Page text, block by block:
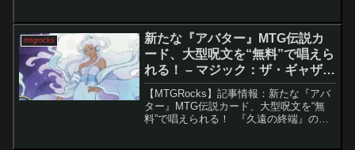
れるにつれて各フォーマットでの影響力
を発揮し...
mtgrocks
新たな『アバター』MTG伝説カ
ード、大型呪文を“無料”で唱えら
れる！ – マジック：ザ・ギャザリ
ング
【MTGRocks】記事情報：新たな『アバ
ター』MTG伝説カード、大型呪文を“無
料”で唱えられる！ 『久遠の終端』の正